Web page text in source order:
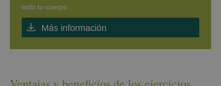
todo tu cuerpo
Más información